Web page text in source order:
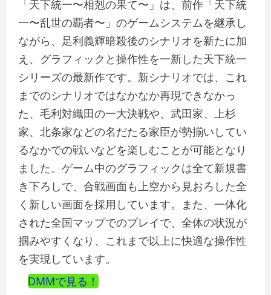
「天下統一〜相剋の果て〜」は、前作「天下統
一〜乱世の覇者〜」のゲームシステムを継承し
ながら、足利義輝暗殺後のシナリオを新たに加
え、グラフィックと操作性を一新した天下統一
シリーズの最新作です。新シナリオでは、これ
までのシナリオではなかなか再現できなかっ
た、毛利対織田の一大決戦や、武田家、上杉
家、北条家などの名だたる家臣が勢揃いしてい
るなかでの戦いなどを楽しむことが可能となり
ました。ゲーム中のグラフィックは全て新規書
き下ろしで、合戦画面も上空から見おろした全
く新しい画面を採用しています。また、一体化
された全国マップでのプレイで、全体の状況が
掴みやすくなり、これまで以上に快適な操作性
を実現しています。
DMMで見る！